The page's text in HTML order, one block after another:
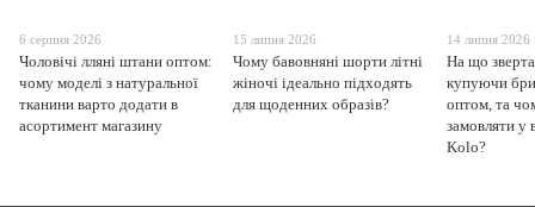
6 серпня 2026
Чоловічі лляні штани оптом:
чому моделі з натуральної
тканини варто додати в
асортимент магазину
15 липня 2026
Чому бавовняні шорти літні
жіночі ідеально підходять
для щоденних образів?
14 липня 2026
На що
купуючи
оптом, та
замовляти у
Kolo?